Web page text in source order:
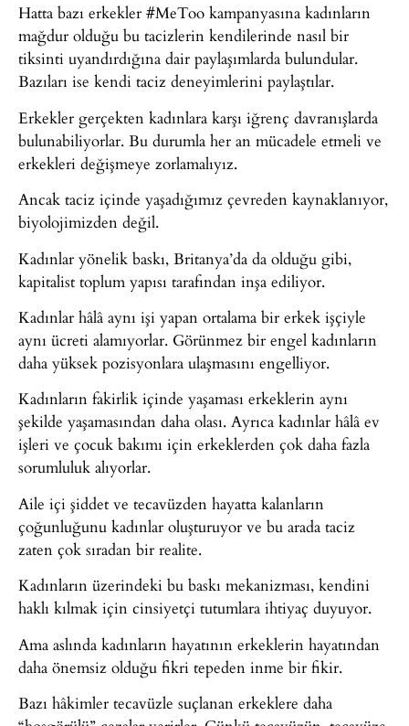
Hatta bazı erkekler #MeToo kampanyasına kadınların
mağdur olduğu bu tacizlerin kendilerinde nasıl bir
tiksinti uyandırdığına dair paylaşımlarda bulundular.
Bazıları ise kendi taciz deneyimlerini paylaştılar.
Erkekler gerçekten kadınlara karşı iğrenç davranışlarda
bulunabiliyorlar. Bu durumla her an mücadele etmeli ve
erkekleri değişmeye zorlamalıyız.
Ancak taciz içinde yaşadığımız çevreden kaynaklanıyor,
biyolojimizden değil.
Kadınlar yönelik baskı, Britanya’da da olduğu gibi,
kapitalist toplum yapısı tarafından inşa ediliyor.
Kadınlar hâlâ aynı işi yapan ortalama bir erkek işçiyle
aynı ücreti alamıyorlar. Görünmez bir engel kadınların
daha yüksek pozisyonlara ulaşmasını engelliyor.
Kadınların fakirlik içinde yaşaması erkeklerin aynı
şekilde yaşamasından daha olası. Ayrıca kadınlar hâlâ ev
işleri ve çocuk bakımı için erkeklerden çok daha fazla
sorumluluk alıyorlar.
Aile içi şiddet ve tecavüzden hayatta kalanların
çoğunluğunu kadınlar oluşturuyor ve bu arada taciz
zaten çok sıradan bir realite.
Kadınların üzerindeki bu baskı mekanizması, kendini
haklı kılmak için cinsiyetçi tutumlara ihtiyaç duyuyor.
Ama aslında kadınların hayatının erkeklerin hayatından
daha önemsiz olduğu fikri tepeden inme bir fikir.
Bazı hâkimler tecavüzle suçlanan erkeklere daha